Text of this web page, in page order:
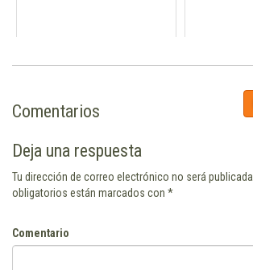
Comentarios
Deja una respuesta
Tu dirección de correo electrónico no será publicada.
obligatorios están marcados con *
Comentario